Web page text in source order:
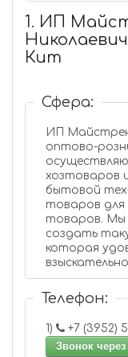
1. ИП
Кит
Сфера:
ИП
оптово-
осуществляющая
хозтоваров
бытовой техники - подарков и
товаров для
товаров. Мы ставим перед собой задачу -
создать
которая
Телефон:
1)
Звонок через